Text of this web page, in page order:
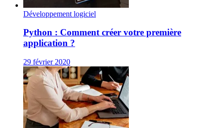
Développement logiciel
Python : Comment créer votre première
application ?
29 février 2020